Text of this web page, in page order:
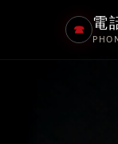
☎ 電